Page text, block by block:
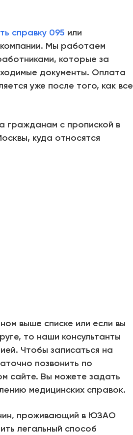
справку 095 или
Мы работаем
которые за
документы. Оплата
уже после того, как все
гражданам с пропиской в
куда относятся
выше списке или если вы
то наши консультанты
Чтобы записаться на
позвонить по
сайте. Вы можете задать
медицинских справок.
проживающий в ЮЗАО
легальный способ